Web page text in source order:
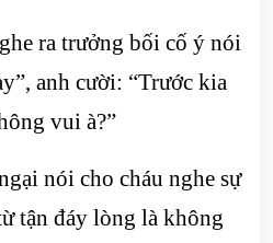
ra trưởng bối cố ý nói
anh cười: “Trước kia
vui à?”
nói cho cháu nghe sự
tận đáy lòng là không